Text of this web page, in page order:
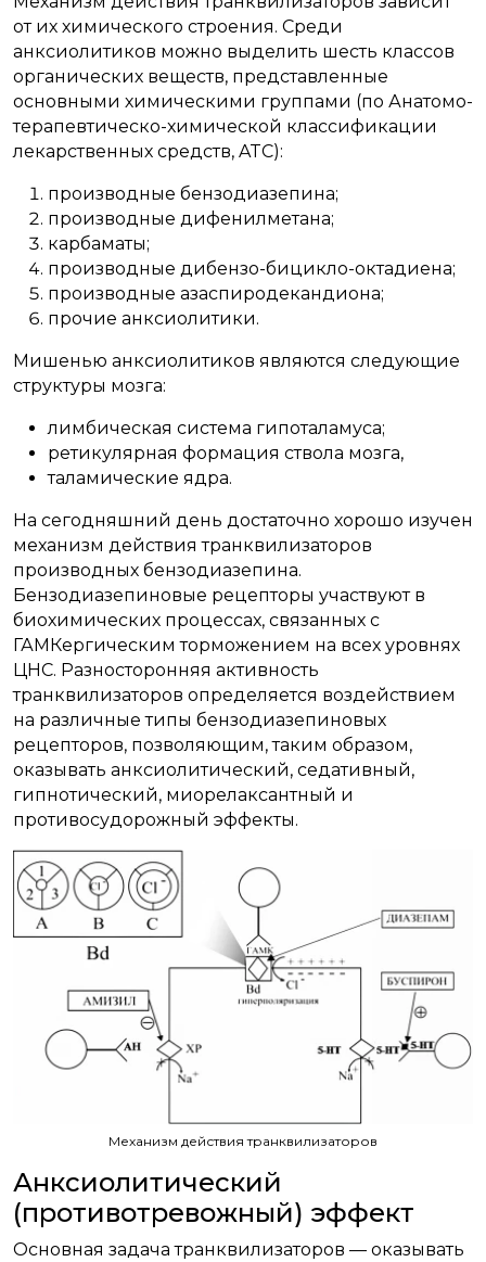
от их химического строения. Среди
анксиолитиков можно выделить шесть классов
органических веществ, представленные
основными химическими группами (по Анатомо-
терапевтическо-химической классификации
лекарственных средств, ATC):
производные бензодиазепина;
производные дифенилметана;
карбаматы;
производные дибензо-бицикло-октадиена;
производные азаспиродекандиона;
прочие анксиолитики.
Мишенью анксиолитиков являются следующие
структуры мозга:
лимбическая система гипоталамуса;
ретикулярная формация ствола мозга,
таламические ядра.
На сегодняшний день достаточно хорошо изучен
механизм действия транквилизаторов
производных бензодиазепина.
Бензодиазепиновые рецепторы участвуют в
биохимических процессах, связанных с
ГАМКергическим торможением на всех уровнях
ЦНС. Разносторонняя активность
транквилизаторов определяется воздействием
на различные типы бензодиазепиновых
рецепторов, позволяющим, таким образом,
оказывать анксиолитический, седативный,
гипнотический, миорелаксантный и
противосудорожный эффекты.
Механизм действия транквилизаторов
Анксиолитический
(противотревожный) эффект
Основная задача транквилизаторов — оказывать